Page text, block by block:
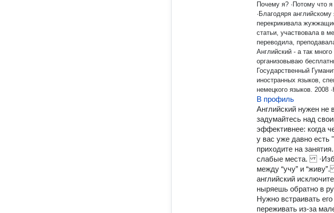
Почему я? ·Потому что я выучила английский и уехала за рубеж.
·Благодяря
перекрикивала
статьи, участвовала в
переводила, преподавала. ·Всё по принципу Парето -
Английский - а так
организовываю бесплатный Speaking
Государственный
иностранных языков,
немецкого языков. 2008
(20 hours) 2019
преподавания
"Дисциплина без
0 до 7 лет. Игровая
форум "Инновации в
решения в обучении
иностранному языку.
языкам. " 2019. ·Курс
преподавателей."2019
английскому языку в
2020. Опыт преподавания – 14 лет, преподавала в
общеобразовательных
В профиль
Английский нужен не
задумайтесь над
эффективнее: когда
у вас уже давно есть
приходите на
слабые места.
между “учу” и
английский
ныряешь обратно в
Нужно встраивать
переживать из-за